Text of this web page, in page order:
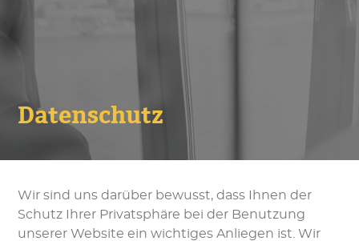
Datenschutz
Wir sind uns darüber bewusst, dass Ihnen der
Schutz Ihrer Privatsphäre bei der Benutzung
unserer Website ein wichtiges Anliegen ist. Wir